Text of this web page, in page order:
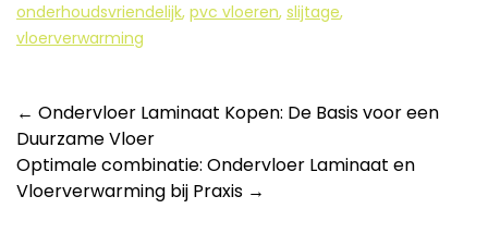
onderhoudsvriendelijk, pvc vloeren, slijtage,
vloerverwarming
Berichtnavigatie
← Ondervloer Laminaat Kopen: De Basis voor een
Duurzame Vloer
Optimale combinatie: Ondervloer Laminaat en
Vloerverwarming bij Praxis →